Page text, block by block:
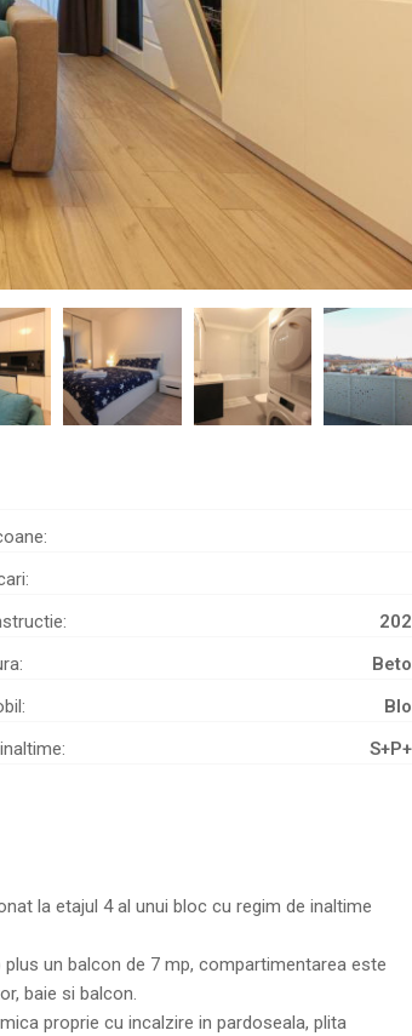
la etajul 4 al unui bloc cu regim de inaltime
un balcon de 7 mp, compartimentarea este
baie si balcon.
proprie cu incalzire in pardoseala, plita